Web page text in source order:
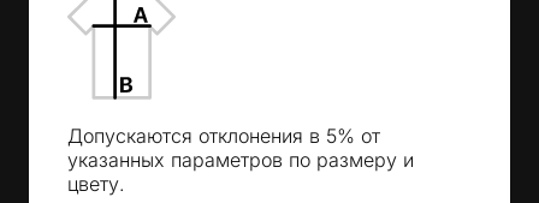
Допускаются отклонения в 5% от
указанных параметров по размеру и
цвету.